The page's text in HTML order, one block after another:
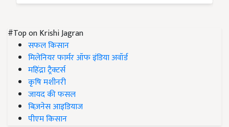
#Top on Krishi Jagran
सफल किसान
मिलेनियर फार्मर ऑफ इंडिया अवॉर्ड
महिंद्रा ट्रैक्टर्स
कृषि मशीनरी
जायद की फसल
बिज़नेस आइडियाज
पीएम किसान